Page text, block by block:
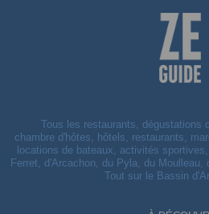
Tous les restaurants, dégustations
chambre d'hôtes, hôtels, restaurants,
locations de bateaux, activités
Ferret, d'Arcachon, du Pyla, du Moulleau,
Tout sur le Bassin